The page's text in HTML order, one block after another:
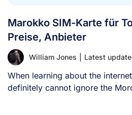
Marokko SIM-Karte für
Preise, Anbieter
William Jones Latest
When learning about the
definitely cannot ignore the